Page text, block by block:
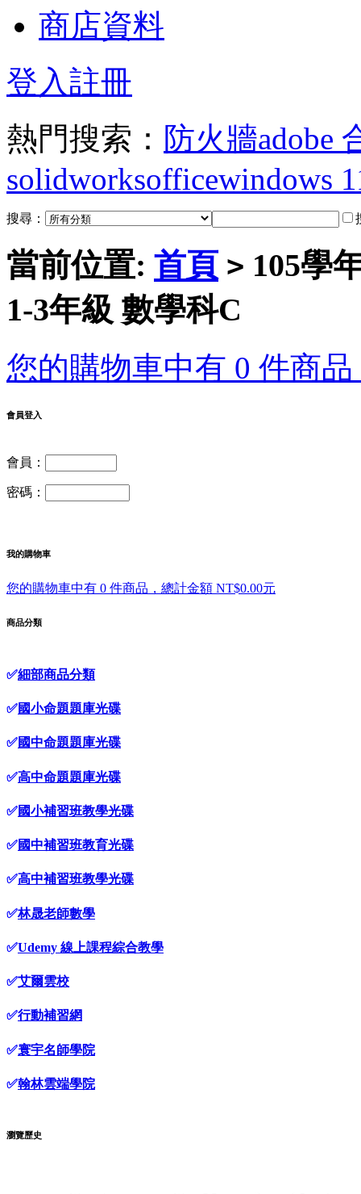
商店資料
登入註冊
熱門搜索： 防火牆adobe
solidworksofficewindows
搜尋：
當前位置: 首頁 > 105學
1-3年級 數學科C
您的購物車中有 0 件商
會員登入
會員：
密碼：
我的購物車
您的購物車中有 0 件商品，總計金額 NT$0.00元
商品分類
✅細部商品分類
✅國小命題題庫光碟
✅國中命題題庫光碟
✅高中命題題庫光碟
✅國小補習班教學光碟
✅國中補習班教育光碟
✅高中補習班教學光碟
✅林晟老師數學
✅Udemy 線上課程綜合教學
✅艾爾雲校
✅行動補習網
✅寰宇名師學院
✅翰林雲端學院
瀏覽歷史